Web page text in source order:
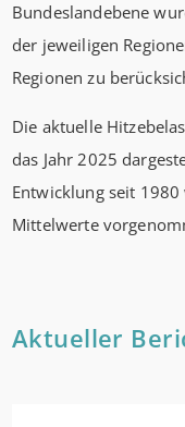
Bundeslandebene
der jeweiligen
Regionen zu
Die aktuelle
das Jahr 2025
Entwicklung seit
Mittelwerte
Aktueller